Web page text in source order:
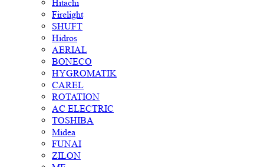
Hitachi
Firelight
SHUFT
Hidros
AERIAL
BONECO
HYGROMATIK
CAREL
ROTATION
AC ELECTRIC
TOSHIBA
Midea
FUNAI
ZILON